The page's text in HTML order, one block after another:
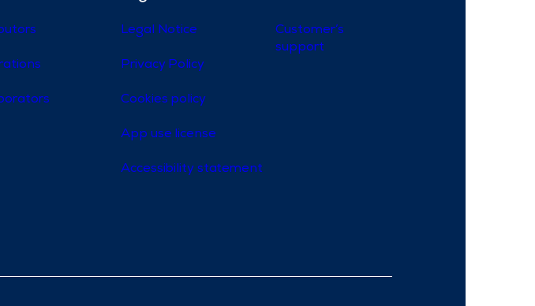
Legal Notice
Privacy Policy
Cookies policy
App use license
Accessibility statement
Customer’s
support